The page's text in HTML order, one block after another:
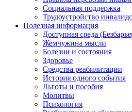
Социальная поддержка
Трудоустройство
Полезная информация
Доступная среда
Жемчужина мысли
Болезни и состояния
Здоровье
Средства реабилитации
История одного события
Льготы и пособия
Молитвы
Психология